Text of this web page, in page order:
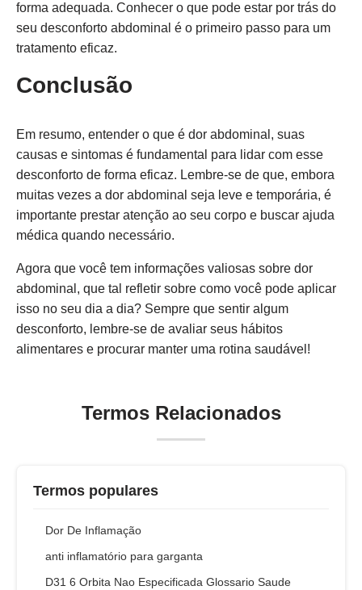
forma adequada. Conhecer o que pode estar por trás do
seu desconforto abdominal é o primeiro passo para um
tratamento eficaz.
Conclusão
Em resumo, entender o que é dor abdominal, suas
causas e sintomas é fundamental para lidar com esse
desconforto de forma eficaz. Lembre-se de que, embora
muitas vezes a dor abdominal seja leve e temporária, é
importante prestar atenção ao seu corpo e buscar ajuda
médica quando necessário.
Agora que você tem informações valiosas sobre dor
abdominal, que tal refletir sobre como você pode aplicar
isso no seu dia a dia? Sempre que sentir algum
desconforto, lembre-se de avaliar seus hábitos
alimentares e procurar manter uma rotina saudável!
Termos Relacionados
Termos populares
Dor De Inflamação
anti inflamatório para garganta
D31 6 Orbita Nao Especificada Glossario Saude